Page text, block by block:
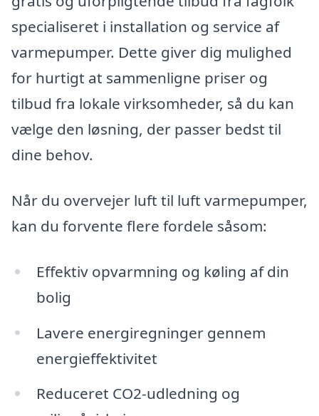
specialiseret i installation og service af
varmepumper. Dette giver dig mulighed
for hurtigt at sammenligne priser og
tilbud fra lokale virksomheder, så du kan
vælge den løsning, der passer bedst til
dine behov.
Når du overvejer luft til luft varmepumper,
kan du forvente flere fordele såsom:
Effektiv opvarmning og køling af din
bolig
Lavere energiregninger gennem
energieffektivitet
Reduceret CO2-udledning og